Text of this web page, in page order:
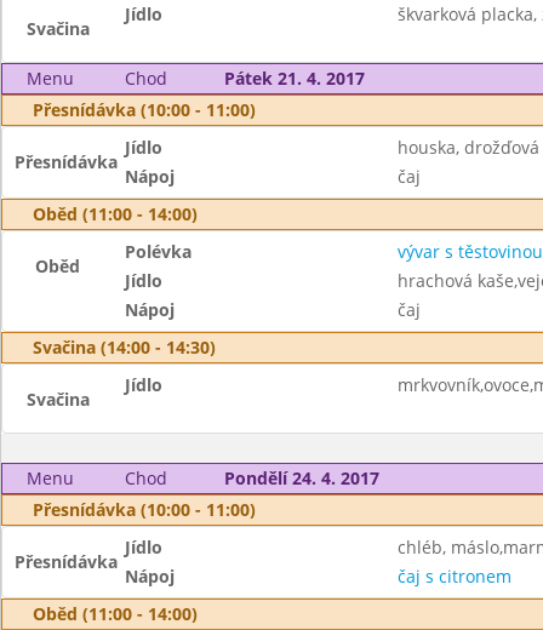
Svačina
Jídlo škvarková
Menu Chod
Pátek 21. 4. 2017
Přesnídávka (10:00 - 11:00)
Přesnídávka
Jídlo
houska,
Nápoj
čaj
Oběd (11:00 - 14:00)
Oběd
Polévka
vývar s těstovinou
Jídlo
hrachová
Nápoj
čaj
Svačina (14:00 - 14:30)
Svačina
Jídlo
Menu Chod
Pondělí 24. 4. 2017
Přesnídávka (10:00 - 11:00)
Přesnídávka
Jídlo
chléb,
Nápoj
čaj s citronem
Oběd (11:00 - 14:00)